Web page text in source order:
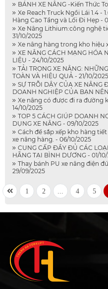
BÁNH XE NÂNG -Kiến Thức
Xe Reach Truck Ngồi Lái 1.4 -
Hàng Cao Tầng và Lối Đi Hẹp -
Xe Nâng Lithium:công nghệ
31/10/2025
Xe nâng hàng trong kho hiệu
XE NÂNG CÁCH MẠNG HÓA
LIỆU - 24/10/2025
TẢI TRỌNG XE NÂNG:
TOÀN VÀ HIỆU QUẢ - 21/10/2025
SỰ TRỖI DẬY CỦA XE NÂNG
DOANH NGHIỆP CỦA BẠN
Xe nâng có được đi ra đường
14/10/2025
TOP 5 CÁCH GIÚP DOANH
DỤNG XE NÂNG - 09/10/2025
Cách để sắp xếp kho hàng
xe nâng hàng. - 06/10/2025
CUNG CẤP ĐẦY ĐỦ CÁC
HÃNG TẠI BÌNH DƯƠNG - 01/
Thay bánh PU xe nâng điện
29/09/2025
1 2 4 5